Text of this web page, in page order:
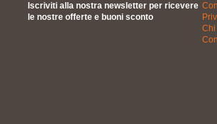
Iscriviti alla nostra newsletter per ricevere
le nostre offerte e buoni sconto
Chi